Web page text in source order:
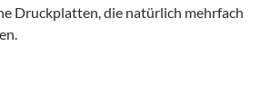
Druckplatten, die natürlich mehrfach